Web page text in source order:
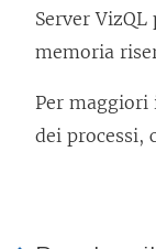
Server
memoria
Per
dei processi,